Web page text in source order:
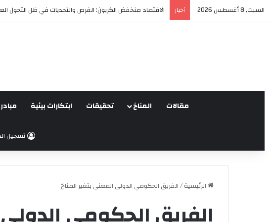
السبت, 8 أغسطس 2026 أخبار العدالة البيئية في المغرب: نحو نموذج جديد قائم على جبر
مقالات المناخ تحقيقات ابتكارات بيئية
تسجيل
الرئيسية/الفريق الحكومي الدولي المعني بتغير المناخ